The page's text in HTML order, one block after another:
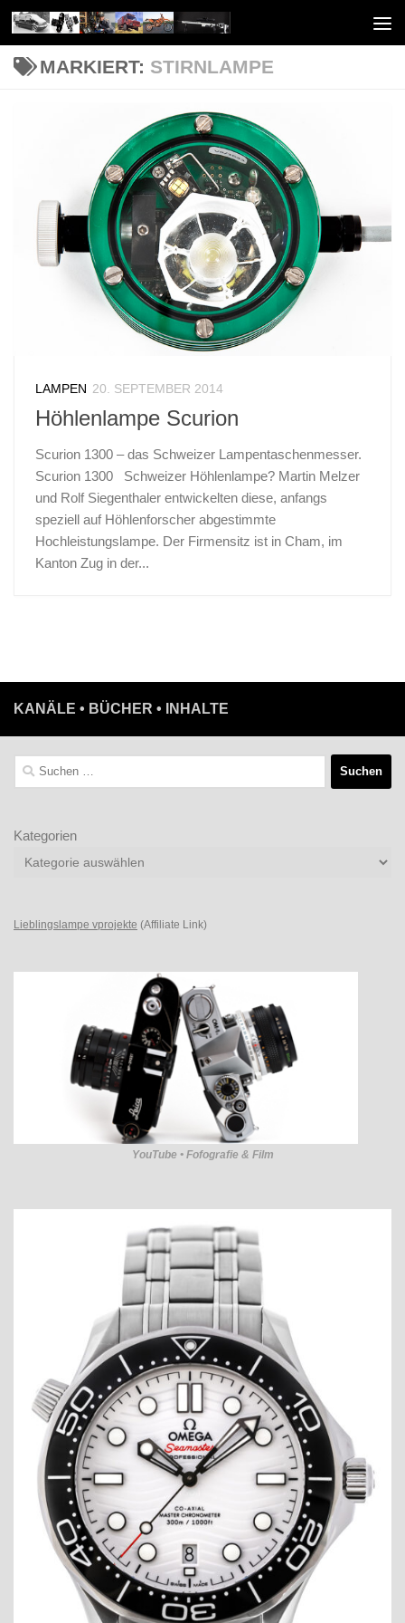
Unter dem Inhalt
MARKIERT: STIRNLAMPE
LAMPEN 20. SEPTEMBER 2014
Höhlenlampe Scurion
Scurion 1300 – das Schweizer Lampentaschenmesser.
Scurion 1300 Schweizer Höhlenlampe? Martin Melzer
und Rolf Siegenthaler entwickelten diese, anfangs
speziell auf Höhlenforscher abgestimmte
Hochleistungslampe. Der Firmensitz ist in Cham, im
Kanton Zug in der...
KANÄLE • BÜCHER • INHALTE
Suchen
nach:
Kategorien
Lieblingslampe vprojekte (Affiliate Link)
YouTube • Fofografie & Film